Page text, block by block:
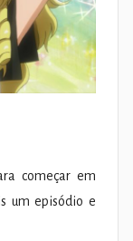
começar em
um episódio e